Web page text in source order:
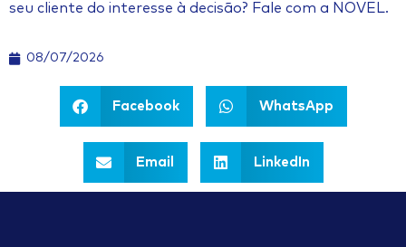
seu cliente do interesse à decisão? Fale com a NOVEL.
08/07/2026
Facebook WhatsApp
Email LinkedIn